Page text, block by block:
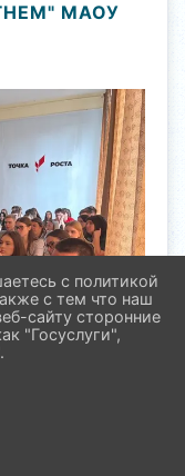
МАОУ
с политикой
с тем что наш
сайту сторонние
"Госуслуги",